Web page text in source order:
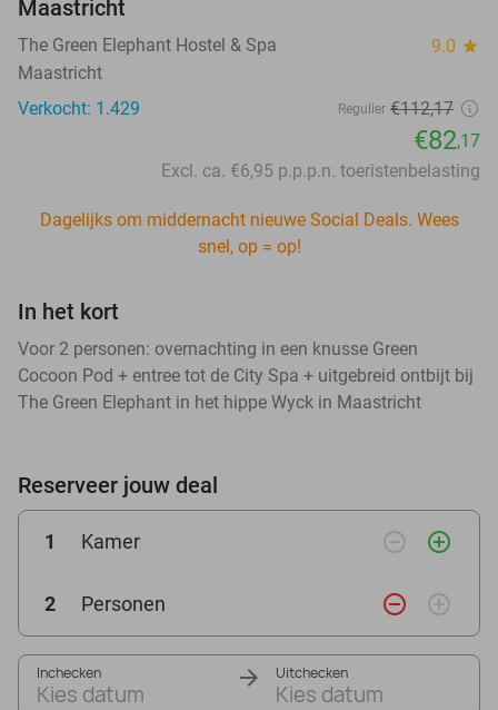
Maastricht
The Green Elephant Hostel & Spa 9.0 star
Maastricht
Verkocht: 1.429
Regulier €112,17
€82,17
Excl. ca. €6,95 p.p.p.n. toeristenbelasting
Dagelijks om middernacht nieuwe Social Deals. Wees
snel, op = op!
In het kort
Voor 2 personen: overnachting in een knusse Green
Cocoon Pod + entree tot de City Spa + uitgebreid ontbijt bij
The Green Elephant in het hippe Wyck in Maastricht
Reserveer jouw deal
1 Kamer remove_circle_outline add_circle_outline
2 Personen remove_circle_outline add_circle_outline
Inchecken
Kies datum
Uitchecken
Kies datum